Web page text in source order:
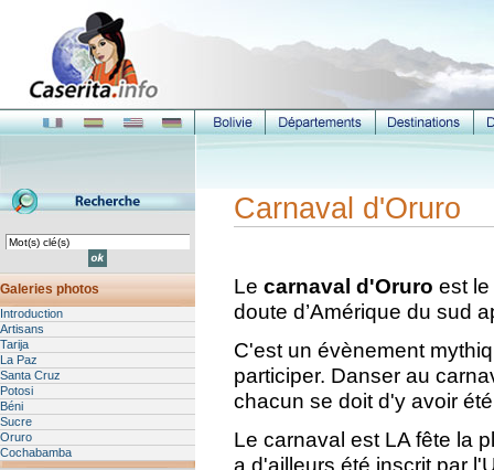
Galeries photos
Introduction
Artisans
Tarija
La Paz
Santa Cruz
Potosi
Béni
Sucre
Oruro
Cochabamba
Carnaval d'Oruro
Le carnaval d'Oruro est
doute d’Amérique du sud
C'est un évènement
participer. Danser au
chacun se doit d'y avoir
Le carnaval est LA fête la
a d'ailleurs été inscrit par